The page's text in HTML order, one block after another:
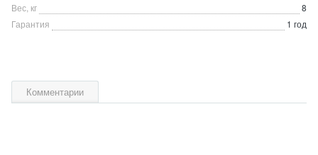
Вес, кг
8
Гарантия
1 год
Комментарии